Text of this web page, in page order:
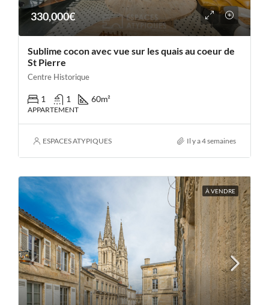
330,000€
Sublime cocon avec vue sur les quais au coeur de
St Pierre
Centre Historique
1 1 60m²
APPARTEMENT
ESPACES ATYPIQUES Il y a 4 semaines
À VENDRE